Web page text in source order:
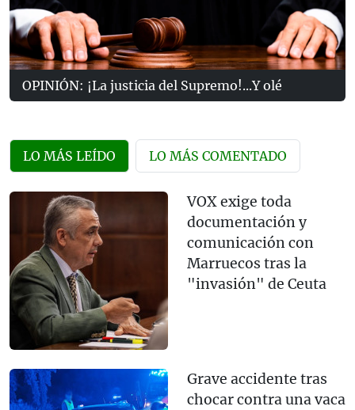
OPINIÓN: ¡La justicia del Supremo!...Y olé
LO MÁS LEÍDO LO MÁS COMENTADO
VOX exige toda
documentación y
comunicación con
Marruecos tras la
"invasión" de Ceuta
Grave accidente tras
chocar contra una vaca